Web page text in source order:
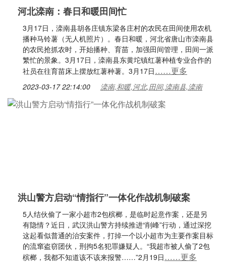
河北滦南：春日和暖田间忙
3月17日，滦南县胡各庄镇东梁各庄村的农民在田间使用农机
播种马铃薯（无人机照片）。春日和暖，河北省唐山市滦南县
的农民抢抓农时，开始播种、育苗，加强田间管理，田间一派
繁忙的景象。3月17日，滦南县东黄坨镇红薯种植专业合作的
社员在往育苗床上摆放红薯种薯。3月17日……更多
2023-03-17 22:14:00 滦南,和暖,河北,田间,滦南县,滦南
洪山警方启动“情指行”一体化作战机制破案
5人结伙偷了一家小超市2包槟榔，是临时起意作案，还是另
有隐情？近日，武汉洪山警方持续推进“削峰”行动，通过深挖
这起看似普通的治安案件，打掉一个以小超市为主要作案目标
的流窜盗窃团伙，刑拘5名犯罪嫌疑人。“我超市被人偷了2包
槟榔，我都不知道该不该来报警……”2月19日……更多